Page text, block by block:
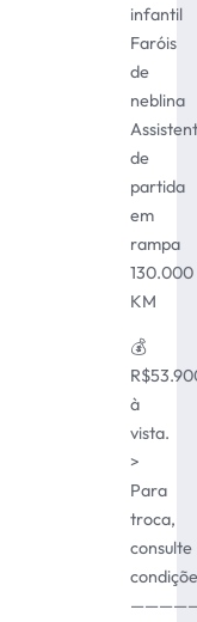
infantil
Faróis
de
neblina
de
partida
em
rampa
130.000
KM
💰
à
vista.
>
Para
troca,
consulte